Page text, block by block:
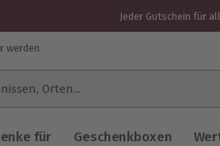
Jeder Gutschein für
werden
für Geschenkboxen